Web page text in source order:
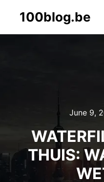
100blog.be
June 9,
THUIS: